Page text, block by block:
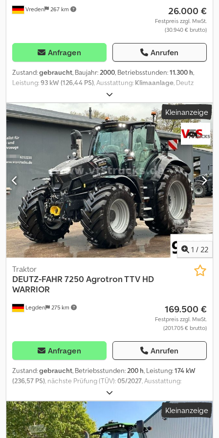
Vreden 267 km 26.000 €
Festpreis zzgl. MwSt.
(30.940 € brutto)
Anfragen Anrufen
Zustand:gebraucht, Baujahr:2000, Betriebsstunden:11.300 h,
Leistung:93 kW (126,44 PS), Ausstattung: Klimaanlage, Deutz
Schlepper MK3 120 Agrotron Cjdovzlx Nspfx Ag Horf 120Ps Bj2000
std 11300 Reifen Hinten neuwertig Tüv Neu 50km/h Version kann
auch auf 40kmh runter gesetzt werden
Kleinanzeige
1 / 22
Legden 275 km
Traktor
DEUTZ-FAHR 7250 Agrotron TTV HD
WARRIOR
169.500 €
Festpreis zzgl. MwSt.
(201.705 € brutto)
Anfragen Anrufen
Zustand:gebraucht, Betriebsstunden:200 h, Leistung:174 kW
(236,57 PS), nächste Prüfung (TÜV):05/2027, Ausstattung:
Allradantrieb, Fronthubwerk, Kabine, Klimaanlage
Antenne * EZ: 24.03.2024 * Gefederte Vorderachse * WARRIOR
equipment * DAB Bluetooth-Radio * Freisprechanlage *
Klimaanlage * Standheizung * Max-Comfort Fahrersitz ----* LED-
Beleuchtung * Front- und Heckkraftheber * Zapfwellen vorne
Kleinanzeige